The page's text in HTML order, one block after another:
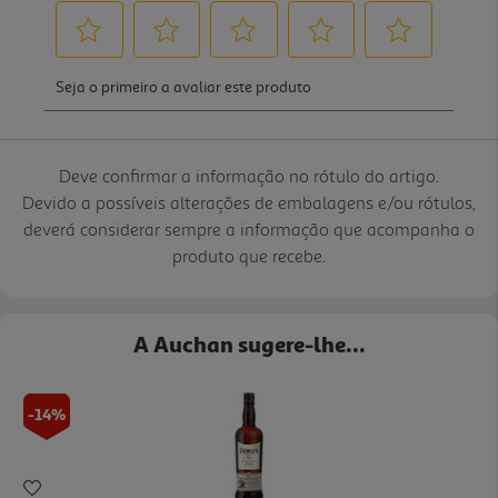
Deve confirmar a informação no rótulo do artigo.
Devido a possíveis alterações de embalagens e/ou rótulos,
deverá considerar sempre a informação que acompanha o
produto que recebe.
A Auchan sugere-lhe...
-14%